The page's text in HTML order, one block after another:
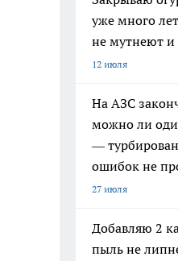
уже много
не мутнеют и
12 июля
На АЗС
можно ли
—
ошибок не
27 июля
Добавляю 2
пыль не